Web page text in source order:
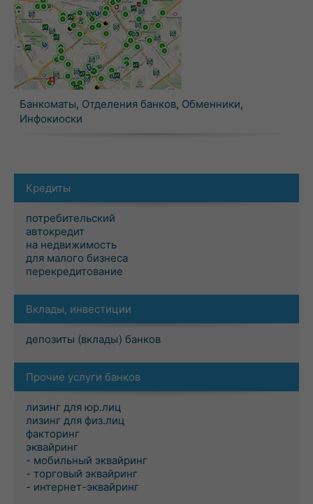
Банкоматы, Отделения банков, Обменники,
Инфокиоски
Кредиты
потребительский
автокредит
на недвижимость
для малого бизнеса
перекредитование
Вклады, инвестиции
депозиты (вклады) банков
Прочие услуги банков
лизинг для юр.лиц
лизинг для физ.лиц
факторинг
эквайринг
- мобильный эквайринг
- торговый эквайринг
- интернет-эквайринг